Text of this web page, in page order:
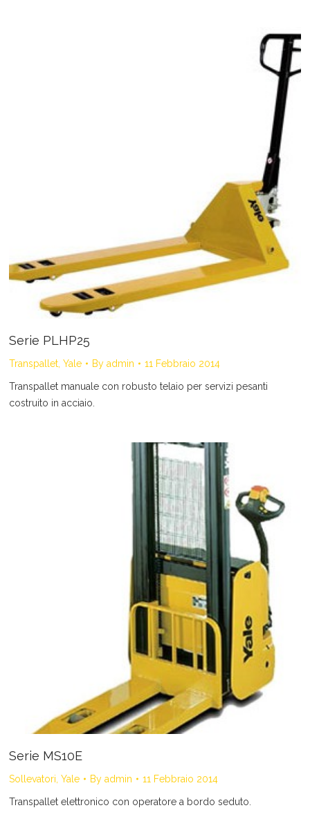
Serie PLHP25
Transpallet, Yale By admin 11 Febbraio 2014
Transpallet manuale con robusto telaio per servizi pesanti
costruito in acciaio.
Serie MS10E
Sollevatori Yale By admin 11 Febbraio 2014
Transpallet elettronico con operatore a bordo seduto.